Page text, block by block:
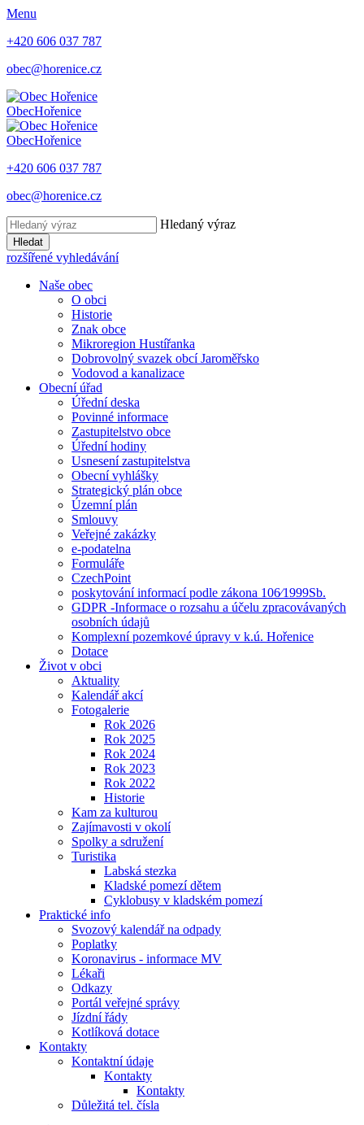
Menu
+420 606 037 787
obec@horenice.cz
ObecHořenice
ObecHořenice
+420 606 037 787
obec@horenice.cz
Hledaný výraz
Hledat
rozšířené vyhledávání
Naše obec
O obci
Historie
Znak obce
Mikroregion Hustířanka
Dobrovolný svazek obcí Jaroměřsko
Vodovod a kanalizace
Obecní úřad
Úřední deska
Povinné informace
Zastupitelstvo obce
Úřední hodiny
Usnesení zastupitelstva
Obecní vyhlášky
Strategický plán obce
Územní plán
Smlouvy
Veřejné zakázky
e-podatelna
Formuláře
CzechPoint
poskytování informací podle zákona 106⁄1999Sb.
GDPR -Informace o rozsahu a účelu zpracovávaných
osobních údajů
Komplexní pozemkové úpravy v k.ú. Hořenice
Dotace
Život v obci
Aktuality
Kalendář akcí
Fotogalerie
Rok 2026
Rok 2025
Rok 2024
Rok 2023
Rok 2022
Historie
Kam za kulturou
Zajímavosti v okolí
Spolky a sdružení
Turistika
Labská stezka
Kladské pomezí dětem
Cyklobusy v kladském pomezí
Praktické info
Svozový kalendář na odpady
Poplatky
Koronavirus - informace MV
Lékaři
Odkazy
Portál veřejné správy
Jízdní řády
Kotlíková dotace
Kontakty
Kontaktní údaje
Kontakty
Kontakty
Důležitá tel. čísla